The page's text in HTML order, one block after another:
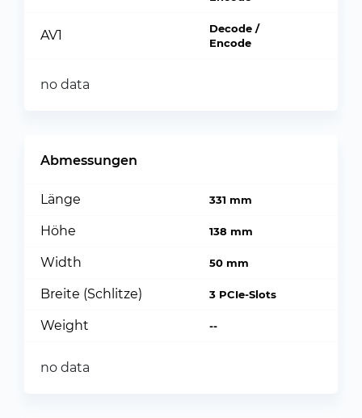
AV1
Decode /
Encode
no data
Abmessungen
Länge 331 mm
Höhe 138 mm
Width 50 mm
Breite (Schlitze) 3 PCIe-Slots
Weight --
no data